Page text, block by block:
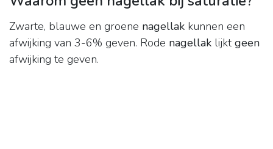
Zwarte, blauwe en groene nagellak kunnen een
afwijking van 3-6% geven. Rode nagellak lijktgeen
afwijking te geven.